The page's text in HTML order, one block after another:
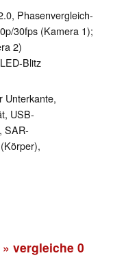
Phasenvergleich-
​30fps (Kamera 1);
2)
Blitz
Unterkante,
USB-
SAR-
» vergleiche 0